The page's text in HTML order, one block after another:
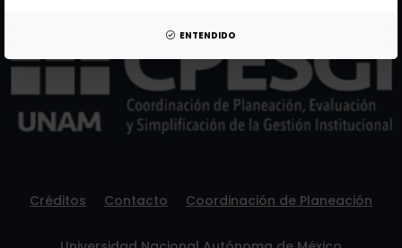
ENTENDIDO
Créditos Contacto Coordinación de Planeación